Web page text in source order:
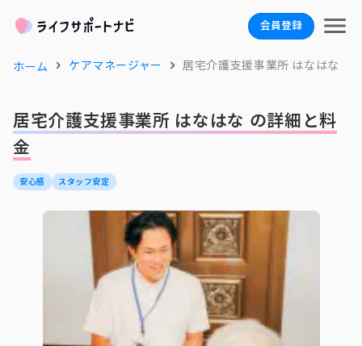
会員登録
ホーム ケアマネージャー 居宅介護支援事業所 はなはな
居宅介護支援事業所 はなはな の詳細と料
金
安心感 スタッフ安定